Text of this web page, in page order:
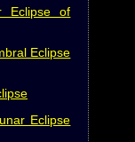
Eclipse of
Eclipse
Eclipse